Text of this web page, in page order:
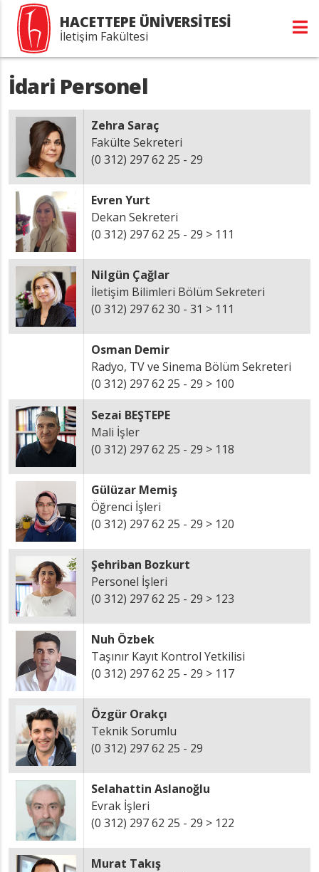
HACETTEPE ÜNİVERSİTESİ
İletişim Fakültesi
İdari Personel
Zehra Saraç
Fakülte Sekreteri
(0 312) 297 62 25 - 29
Evren Yurt
Dekan Sekreteri
(0 312) 297 62 25 - 29 > 111
Nilgün Çağlar
İletişim Bilimleri Bölüm Sekreteri
(0 312) 297 62 30 - 31 > 111
Osman Demir
Radyo, TV ve Sinema Bölüm Sekreteri
(0 312) 297 62 25 - 29 > 100
Sezai BEŞTEPE
Mali İşler
(0 312) 297 62 25 - 29 > 118
Gülüzar Memiş
Öğrenci İşleri
(0 312) 297 62 25 - 29 > 120
Şehriban Bozkurt
Personel İşleri
(0 312) 297 62 25 - 29 > 123
Nuh Özbek
Taşınır Kayıt Kontrol Yetkilisi
(0 312) 297 62 25 - 29 > 117
Özgür Orakçı
Teknik Sorumlu
(0 312) 297 62 25 - 29
Selahattin Aslanoğlu
Evrak İşleri
(0 312) 297 62 25 - 29 > 122
Murat Takış